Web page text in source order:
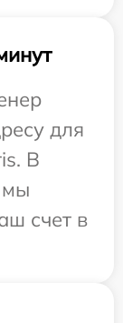
для
В
мы
счет в